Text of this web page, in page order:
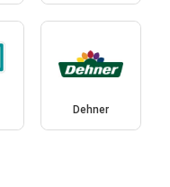
Dehner